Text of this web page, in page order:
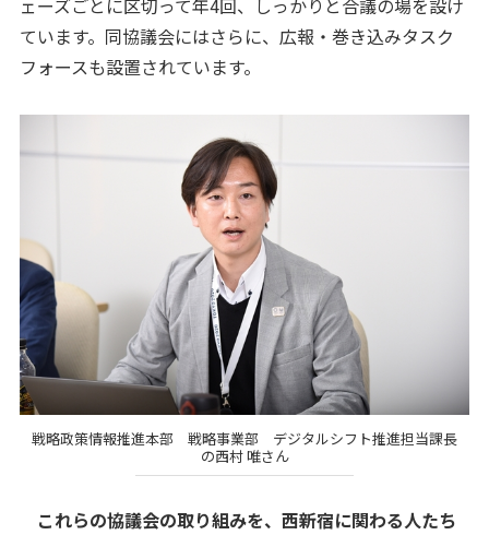
ています。同協議会にはさらに、広報・巻き込みタスク
フォースも設置されています。
戦略政策情報推進本部 戦略事業部 デジタルシフト推進担当課長
の西村 唯さん
これらの協議会の取り組みを、西新宿に関わる人たち